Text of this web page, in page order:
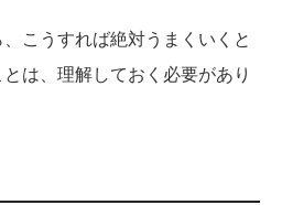
こうすれば絶対うまくいくと
は、理解しておく必要があり